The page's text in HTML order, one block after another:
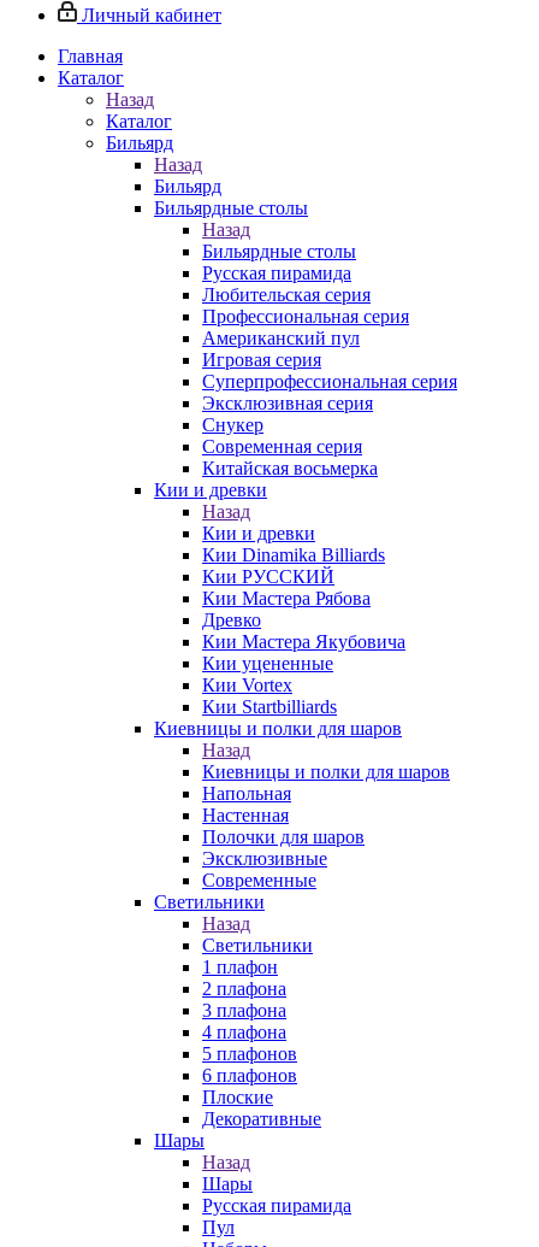
Личный кабинет
Главная
Каталог
Назад
Каталог
Бильярд
Назад
Бильярд
Бильярдные столы
Назад
Бильярдные столы
Русская пирамида
Любительская серия
Профессиональная серия
Американский пул
Игровая серия
Суперпрофессиональная серия
Эксклюзивная серия
Снукер
Современная серия
Китайская восьмерка
Кии и древки
Назад
Кии и древки
Кии Dinamika Billiards
Кии РУССКИЙ
Кии Мастера Рябова
Древко
Кии Мастера Якубовича
Кии уцененные
Кии Vortex
Кии Startbilliards
Киевницы и полки для шаров
Назад
Киевницы и полки для шаров
Напольная
Настенная
Полочки для шаров
Эксклюзивные
Современные
Светильники
Назад
Светильники
1 плафон
2 плафона
3 плафона
4 плафона
5 плафонов
6 плафонов
Плоские
Декоративные
Шары
Назад
Шары
Русская пирамида
Пул